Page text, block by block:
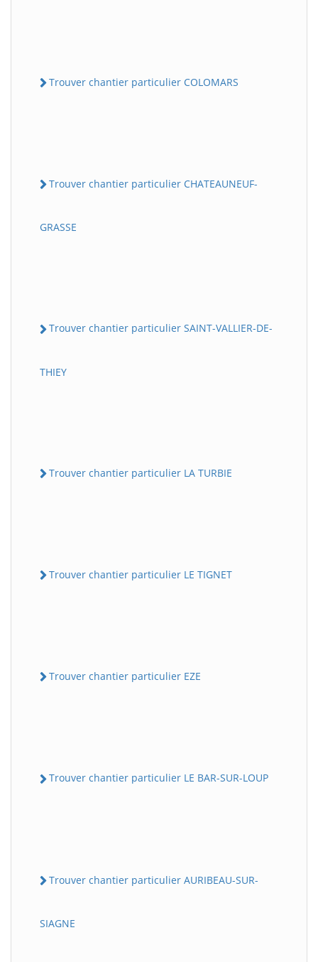
Trouver chantier particulier COLOMARS
Trouver chantier particulier CHATEAUNEUF-
GRASSE
Trouver chantier particulier SAINT-VALLIER-DE-
THIEY
Trouver chantier particulier LA TURBIE
Trouver chantier particulier LE TIGNET
Trouver chantier particulier EZE
Trouver chantier particulier LE BAR-SUR-LOUP
Trouver chantier particulier AURIBEAU-SUR-
SIAGNE